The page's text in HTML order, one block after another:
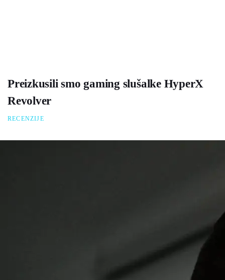
Preizkusili smo gaming slušalke HyperX
Revolver
RECENZIJE